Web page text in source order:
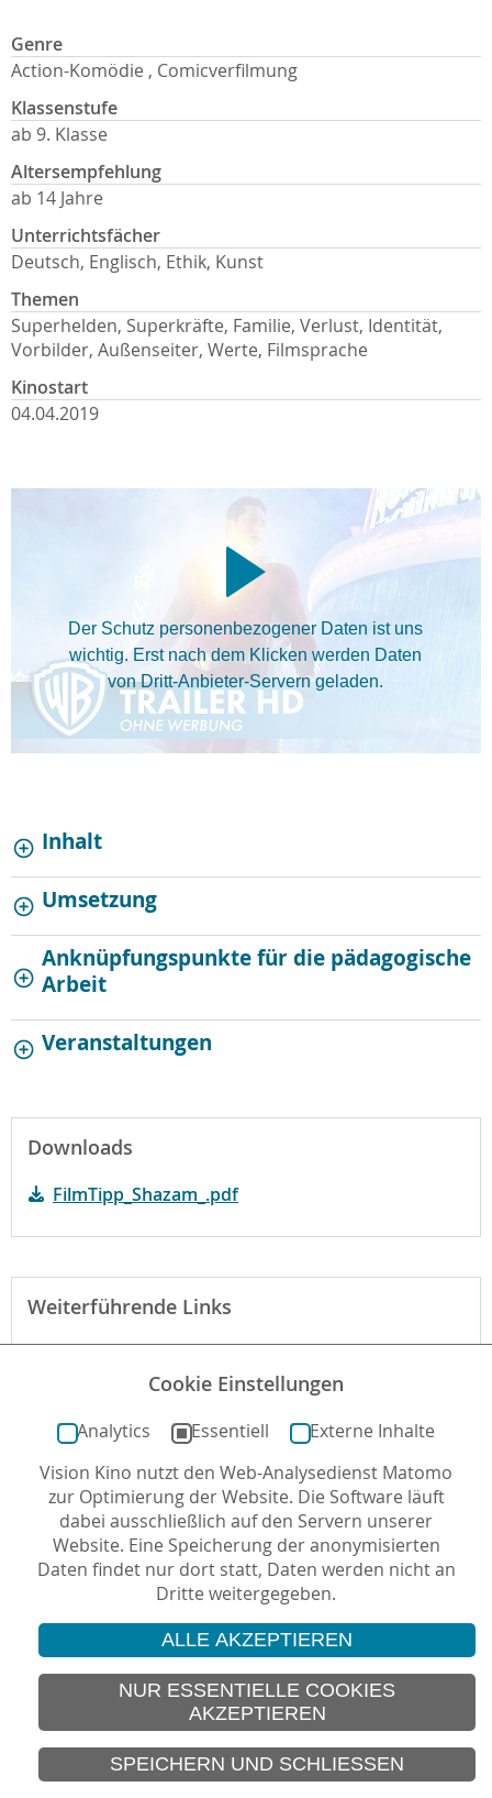
Genre
Action-Komödie , Comicverfilmung
Klassenstufe
ab 9. Klasse
Altersempfehlung
ab 14 Jahre
Unterrichtsfächer
Deutsch, Englisch, Ethik, Kunst
Themen
Superhelden, Superkräfte, Familie, Verlust, Identität,
Vorbilder, Außenseiter, Werte, Filmsprache
Kinostart
04.04.2019
Der Schutz personenbezogener Daten ist uns
wichtig. Erst nach dem Klicken werden Daten
von Dritt-Anbieter-Servern geladen.
Inhalt
Umsetzung
Anknüpfungspunkte für die pädagogische
Arbeit
Veranstaltungen
Downloads
FilmTipp_Shazam_.pdf
Weiterführende Links
Webseite des Verleihs zum Film
Anatomie einer Szene auf New York Times
Autor*in: Sabine Genz , 02.04.2019 , letzte Aktualisierung:
11.03.2024
© 2026 Vision Kino
IMPRESSUM
SITEMAP
DATENSCHUTZ
Cookie Einstellungen
Analytics Essentiell
Externe Inhalte
Vision Kino nutzt den Web-Analysedienst Matomo
zur Optimierung der Website. Die Software läuft
dabei ausschließlich auf den Servern unserer
Website. Eine Speicherung der anonymisierten
Daten findet nur dort statt, Daten werden nicht an
Dritte weitergegeben.
ALLE AKZEPTIEREN
NUR ESSENTIELLE COOKIES
AKZEPTIEREN
SPEICHERN UND SCHLIESSEN